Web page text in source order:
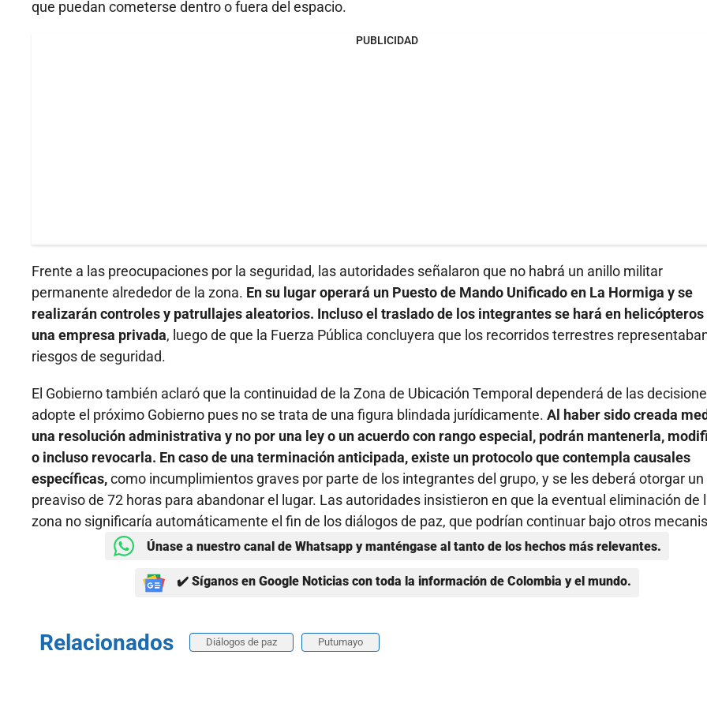
que puedan cometerse dentro o fuera del espacio.
PUBLICIDAD
Frente a las preocupaciones por la seguridad, las autoridades señalaron que no habrá un anillo militar
permanente alrededor de la zona. En su lugar operará un Puesto de Mando Unificado en La Hormiga y se
realizarán controles y patrullajes aleatorios. Incluso el traslado de los integrantes se hará en helicópteros
una empresa privada, luego de que la Fuerza Pública concluyera que los recorridos terrestres
riesgos de seguridad.
El Gobierno también aclaró que la continuidad de la Zona de Ubicación Temporal dependerá de las
adopte el próximo Gobierno pues no se trata de una figura blindada jurídicamente. Al haber sido creada
una resolución administrativa y no por una ley o un acuerdo con rango especial, podrán mantenerla,
o incluso revocarla. En caso de una terminación anticipada, existe un protocolo que contempla causales
específicas,como incumplimientos graves por parte de los integrantes del grupo, y se les deberá otorgar un
preaviso de 72 horas para abandonar el lugar. Las autoridades insistieron en que la eventual eliminación de
zona no significaría automáticamente el fin de los diálogos de paz, que podrían continuar bajo otros
Únase a nuestro canal de Whatsapp y manténgase al tanto de los hechos más relevantes.
✔️ Síganos en Google Noticias con toda la información de Colombia y el mundo.
Relacionados Diálogos de paz Putumayo